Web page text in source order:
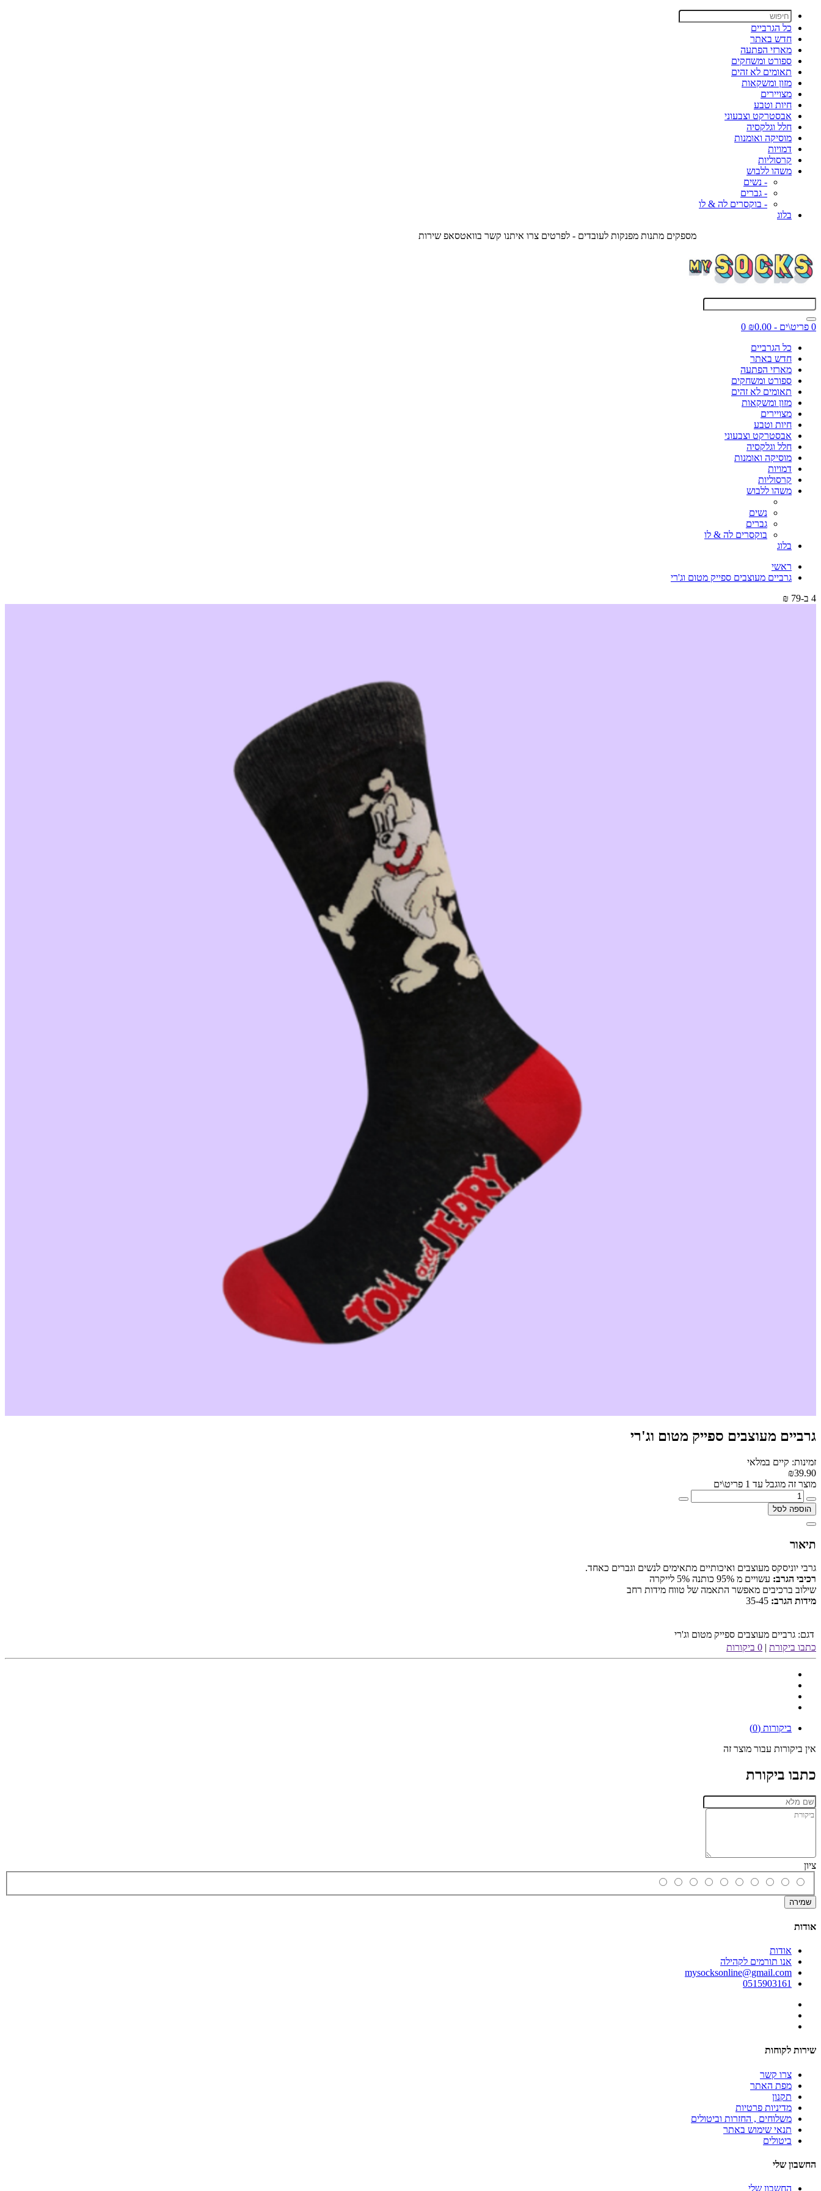
כל הגרביים
חדש באתר
מארזי הפתעה
ספורט ומשחקים
תאומים לא זהים
מזון ומשקאות
מצויירים
חיות וטבע
אבסטרקט וצבעוני
חלל וגלקסיה
מוסיקה ואומנות
דמויות
קרסוליות
משהו ללבוש
- נשים
- גברים
- בוקסרים לה & לו
בלוג
מספקים מתנות מפנקות לעובדים - לפרטים צרו איתנו קשר בוואטסאפ שירות
0 פריט\ים - ₪0.00
0
כל הגרביים
חדש באתר
מארזי הפתעה
ספורט ומשחקים
תאומים לא זהים
מזון ומשקאות
מצויירים
חיות וטבע
אבסטרקט וצבעוני
חלל וגלקסיה
מוסיקה ואומנות
דמויות
קרסוליות
משהו ללבוש
נשים
גברים
בוקסרים לה & לו
בלוג
ראשי
גרביים מעוצבים ספייק מטום וג'רי
4 ב-79 ₪
גרביים מעוצבים ספייק מטום וג'רי
זמינות: קיים במלאי
₪39.90
מוצר זה מוגבל עד 1 פריט\ים
הוספה לסל
תיאור
גרבי יוניסקס מעוצבים ואיכותיים מתאימים לנשים וגברים כאחד.
רכיבי הגרב: עשויים מ 95% כותנה 5% לייקרה
שילוב ברכיבים מאפשר התאמה של טווח מידות רחב
מידות הגרב: 35-45
דגם: גרביים מעוצבים ספייק מטום וג'רי
כתבו ביקורת | 0 ביקורות
ביקורות (0)
אין ביקורות עבור מוצר זה
כתבו ביקורת
ציון
שמירה
אודות
אודות
אנו תורמים לקהילה
mysocksonline@gmail.com
0515903161
שירות לקוחות
צרו קשר
מפת האתר
תקנון
מדיניות פרטיות
משלוחים , החזרות וביטולים
תנאי שימוש באתר
ביטולים
החשבון שלי
החשבון שלי